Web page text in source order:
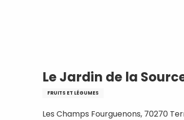
Le Jardin de la
FRUITS ET LÉGUMES
Les Champs Fourguenons, 70270